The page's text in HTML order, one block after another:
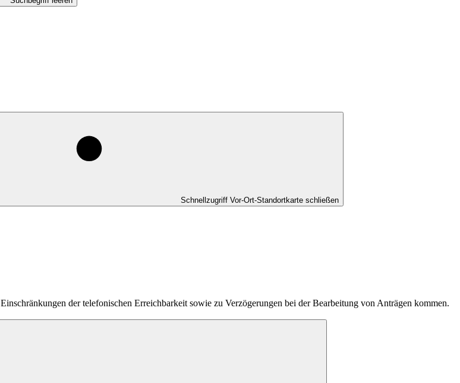
Schnellzugriff Vor-Ort-Standortkarte schließen
der telefonischen Erreichbarkeit sowie zu Verzögerungen bei der Bearbeitung von Anträgen kommen.